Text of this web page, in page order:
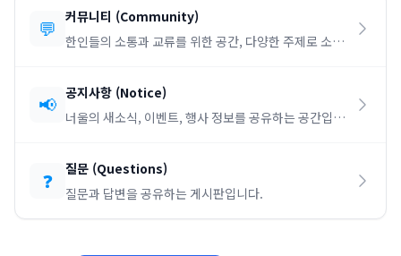
💬 커뮤니티 (Community)
한인들의 소통과 교류를 위한 공간, 다양한 주제로 소통
📢 공지사항 (Notice)
너울의 새소식, 이벤트, 행사 정보를 공유하는 공간입니
❓ 질문 (Questions)
질문과 답변을 공유하는 게시판입니다.